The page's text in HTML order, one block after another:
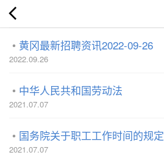
黄冈最新招聘资讯2022-09-26
2022.09.26
中华人民共和国劳动法
2021.07.07
国务院关于职工工作时间的规定
2021.07.07